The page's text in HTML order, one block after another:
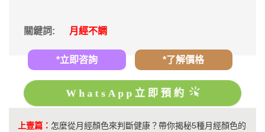
關鍵詞: 月經不調
*立即咨詢 *了解價格
WhatsApp立即預約
上壹篇： 怎麼從月經顏色來判斷健康？帶你揭秘5種月經顏色的